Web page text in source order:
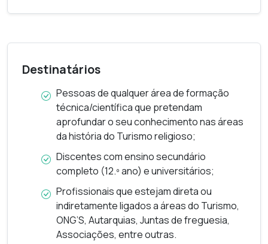
Traçar um roteiro de viagem, que se queira
complexidade a operar no viajante, com
alpino entregue à solidão da sua aventura
na natureza (o indivíduo); o turista
hedonista imerso na massificação (o peso
do coletivo); o peregrino em busca de
religação ao sagrado ou espaços
sagrados (indivíduo/comunidade);
Ser capaz de pensar num roteiro afetivo,
narrativo e experiencial que dê densidade,
profundidade e valor acrescido aos
espaços a visitar, revelando-os como
lugares de memórias, mitos, tempos
intensificadores da humanidade que
Destinatários
Pessoas de qualquer área de formação
técnica/científica que pretendam
aprofundar o seu conhecimento nas áreas
da história do Turismo religioso;
Discentes com ensino secundário
completo (12.º ano) e universitários;
Profissionais que estejam direta ou
indiretamente ligados a áreas do Turismo,
ONG’S, Autarquias, Juntas de freguesia,
Associações, entre outras.